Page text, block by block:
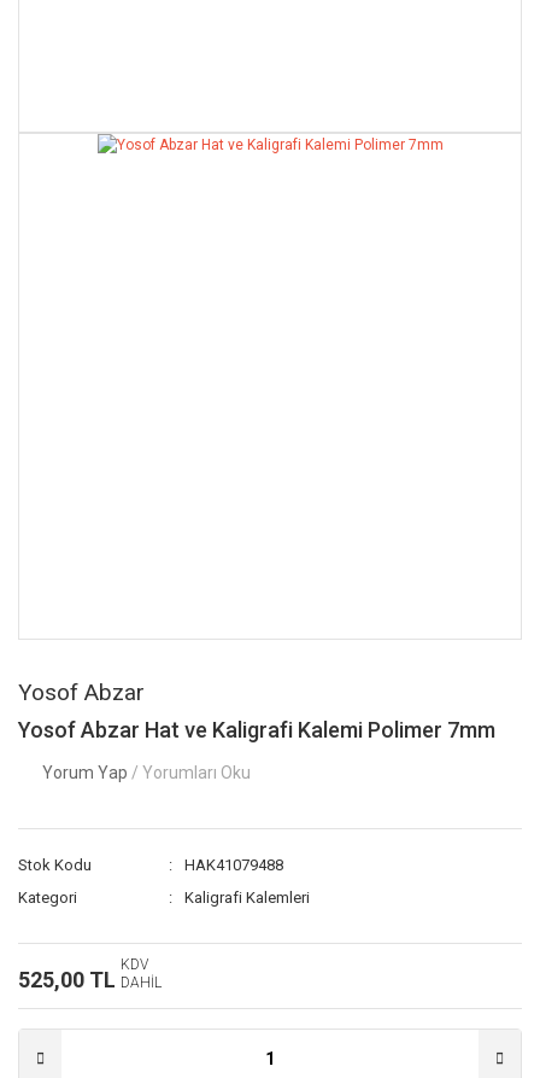
Yosof Abzar
Yosof Abzar Hat ve Kaligrafi Kalemi Polimer 7mm
Yorum Yap / Yorumları Oku
Stok Kodu
HAK41079488
Kategori
Kaligrafi Kalemleri
525,00 TL
KDV
DAHİL